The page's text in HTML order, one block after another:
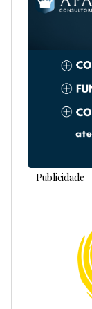
– Publicidade –